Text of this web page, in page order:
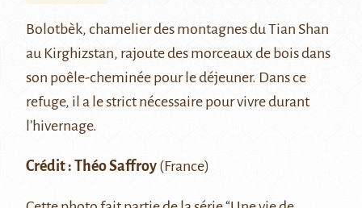
Bolotbèk, chamelier des montagnes duTian Shan
au Kirghizstan, rajoute des morceaux de bois dans
son poêle-cheminée pour le déjeuner. Dans ce
refuge, il a le strict nécessaire pour vivre durant
l’hivernage.
Crédit : Théo Saffroy (France)